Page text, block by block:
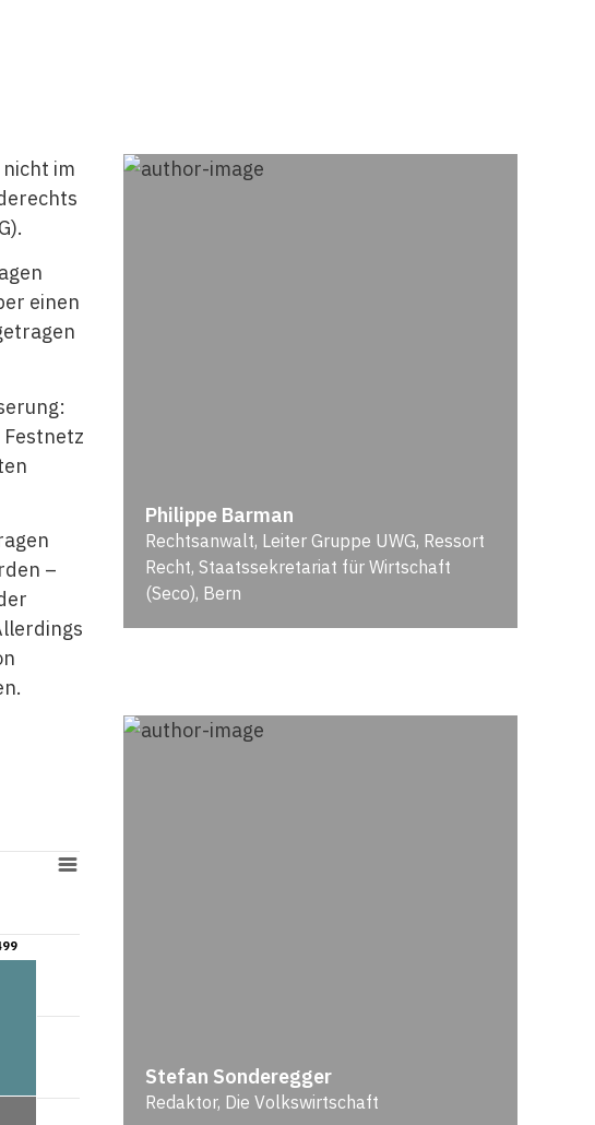
im
einen
–
Philippe Barman
Rechtsanwalt, Leiter Gruppe UWG, Ressort
Recht, Staatssekretariat für Wirtschaft
(Seco), Bern
Stefan Sonderegger
Redaktor, Die Volkswirtschaft